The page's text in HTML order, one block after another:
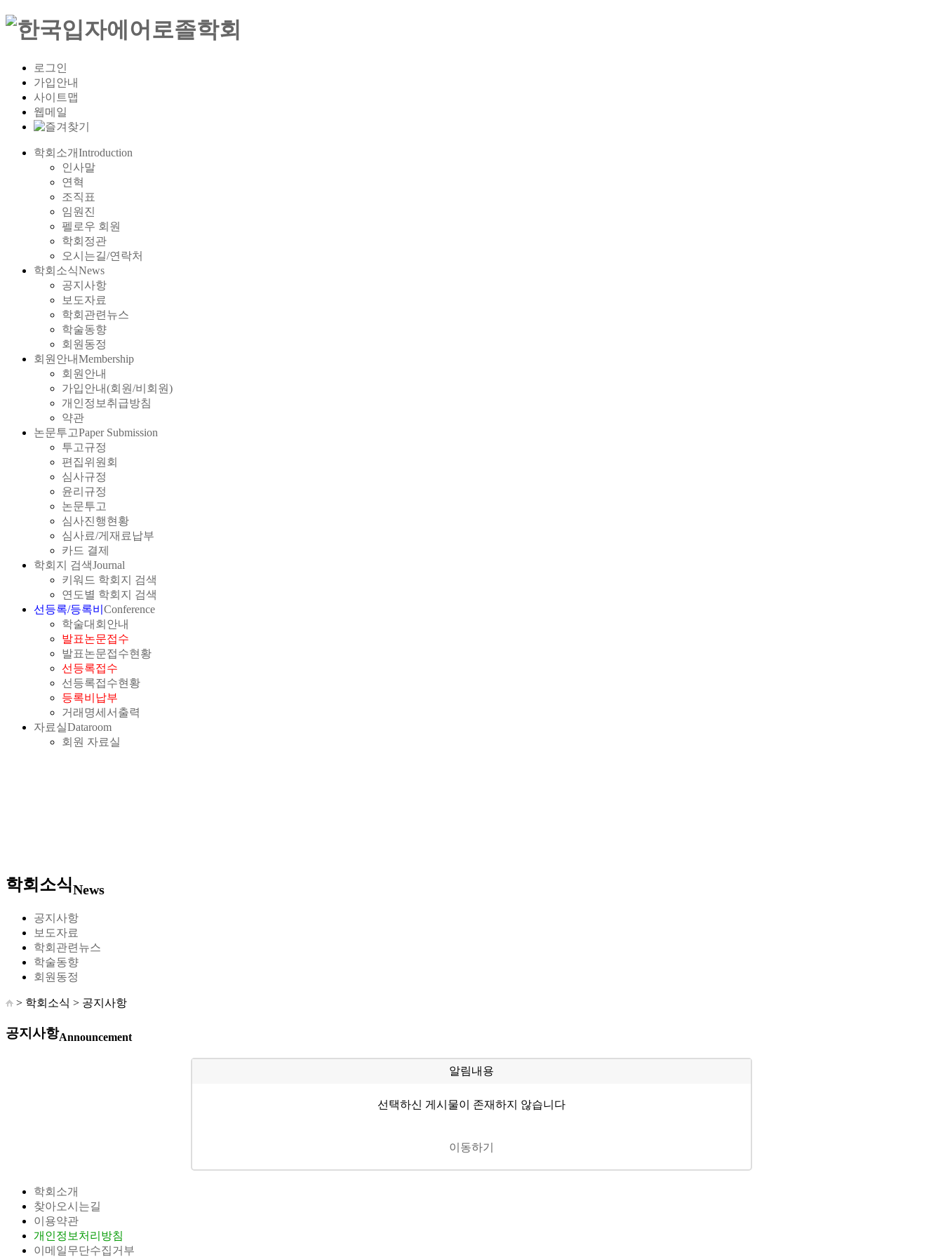
로그인
가입안내
사이트맵
웹메일
학회소개Introduction
인사말
연혁
조직표
임원진
펠로우 회원
학회정관
오시는길/연락처
학회소식News
공지사항
보도자료
학회관련뉴스
학술동향
회원동정
회원안내Membership
회원안내
가입안내(회원/비회원)
개인정보취급방침
약관
논문투고Paper Submission
투고규정
편집위원회
심사규정
윤리규정
논문투고
심사진행현황
심사료/게재료납부
카드 결제
학회지 검색Journal
키워드 학회지 검색
연도별 학회지 검색
선등록/등록비 Conference
학술대회안내
발표논문접수
발표논문접수현황
선등록접수
선등록접수현황
등록비납부
거래명세서출력
자료실Dataroom
회원 자료실
학회소식News
공지사항
보도자료
학회관련뉴스
학술동향
회원동정
> 학회소식 > 공지사항
공지사항Announcement
알림내용
선택하신 게시물이 존재하지 않습니다
이동하기
학회소개
찾아오시는길
이용약관
개인정보처리방침
이메일무단수집거부